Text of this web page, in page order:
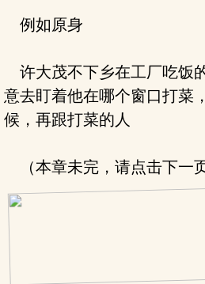
例如原身
许大茂不下乡在工厂吃饭
意去盯着他在哪个窗口打菜
候，再跟打菜的人
（本章未完，请点击下一